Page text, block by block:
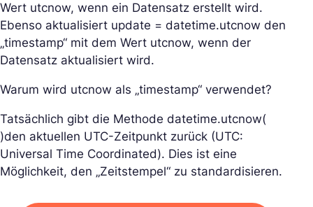
Wert utcnow, wenn ein Datensatz erstellt wird.
Ebenso aktualisiert update = datetime.utcnow den
„timestamp“ mit dem Wert utcnow, wenn der
Datensatz aktualisiert wird.
Warum wird utcnow als „timestamp“ verwendet?
Tatsächlich gibt die Methode datetime.utcnow(
)den aktuellen UTC-Zeitpunkt zurück (UTC:
Universal Time Coordinated). Dies ist eine
Möglichkeit, den „Zeitstempel“ zu standardisieren.